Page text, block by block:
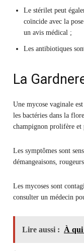
Le stérilet peut
coïncide avec la
un avis médical ;
Les antibiotiques
La
Une mycose vaginale
les bactéries dans la
champignon prolifère et
Les symptômes sont
démangeaisons,
Les mycoses sont
consulter un médecin
Lire aussi : À qui